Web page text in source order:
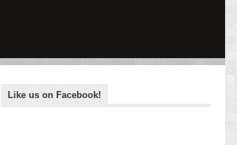
Like us on Facebook!